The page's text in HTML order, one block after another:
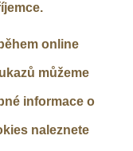
online
můžeme
informace o
naleznete